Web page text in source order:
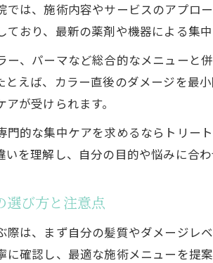
梅田駅で自分
トリートメン
忙しい毎日に嬉し
美容院トリー
美容院選びが
髪質改善トリ
では、施術内容やサービスのアプ
おり、最新の薬剤や機器による集中
ー、パーマなど総合的なメニューと
とえば、カラー直後のダメージを最
が受けられます。
門的な集中ケアを求めるならトリ
を理解し、自分の目的や悩みに合わ
選び方と注意点
際は、まず自分の髪質やダメージレ
確認し、最適な施術メニューを提案